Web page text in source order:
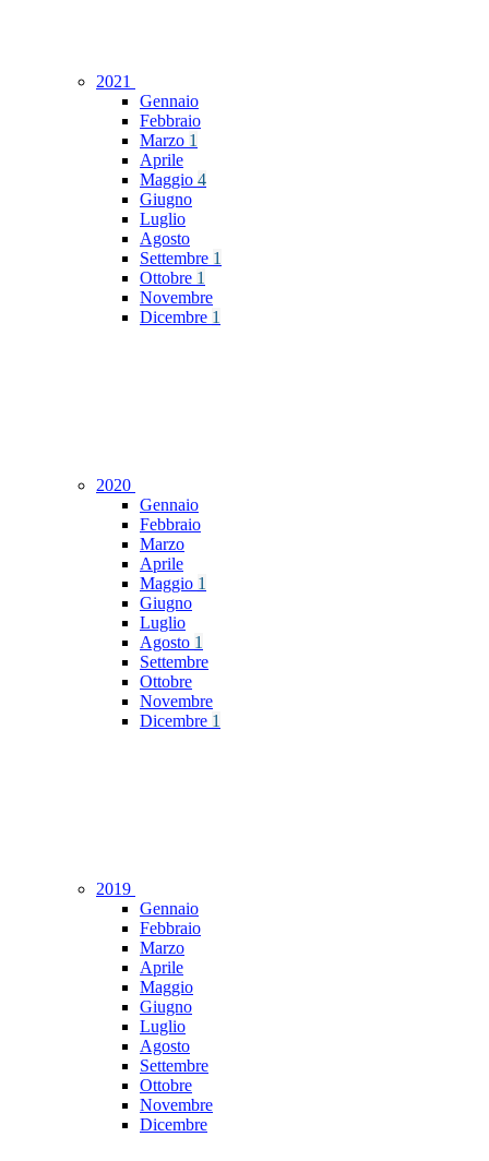
2021
Gennaio
Febbraio
Marzo 1
Aprile
Maggio 4
Giugno
Luglio
Agosto
Settembre 1
Ottobre 1
Novembre
Dicembre 1
2020
Gennaio
Febbraio
Marzo
Aprile
Maggio 1
Giugno
Luglio
Agosto 1
Settembre
Ottobre
Novembre
Dicembre 1
2019
Gennaio
Febbraio
Marzo
Aprile
Maggio
Giugno
Luglio
Agosto
Settembre
Ottobre
Novembre
Dicembre